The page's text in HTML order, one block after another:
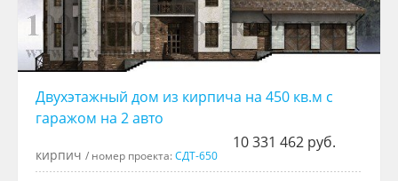
Двухэтажный дом из кирпича на 450 кв.м с
гаражом на 2 авто
10 331 462 руб.
кирпич / номер проекта:СДТ-650